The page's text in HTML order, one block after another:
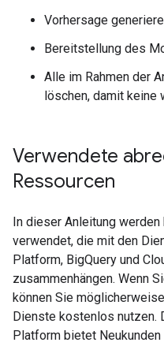
Vorhersage
Bereitstellung des
Alle im Rahmen der
löschen, damit keine
Verwendete
Ressourcen
In dieser Anleitung
verwendet, die mit den
Platform, BigQuery und
zusammenhängen. Wenn
können Sie
Dienste kostenlos nutzen.
Platform bietet Neukunden